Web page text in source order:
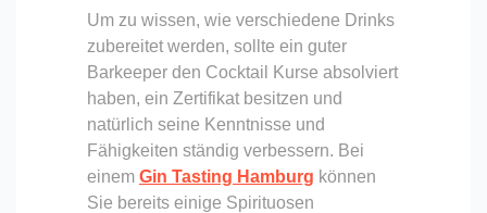
Um zu wissen, wie verschiedene Drinks
zubereitet werden, sollte ein guter
Barkeeper den Cocktail Kurse absolviert
haben, ein Zertifikat besitzen und
natürlich seine Kenntnisse und
Fähigkeiten ständig verbessern. Bei
einem Gin Tasting Hamburg können
Sie bereits einige Spirituosen